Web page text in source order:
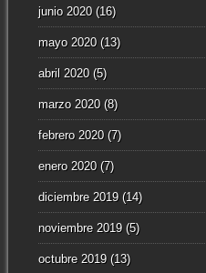
junio 2020(16)
mayo 2020(13)
abril 2020(5)
marzo 2020(8)
febrero 2020(7)
enero 2020(7)
diciembre 2019(14)
noviembre 2019(5)
octubre 2019(13)